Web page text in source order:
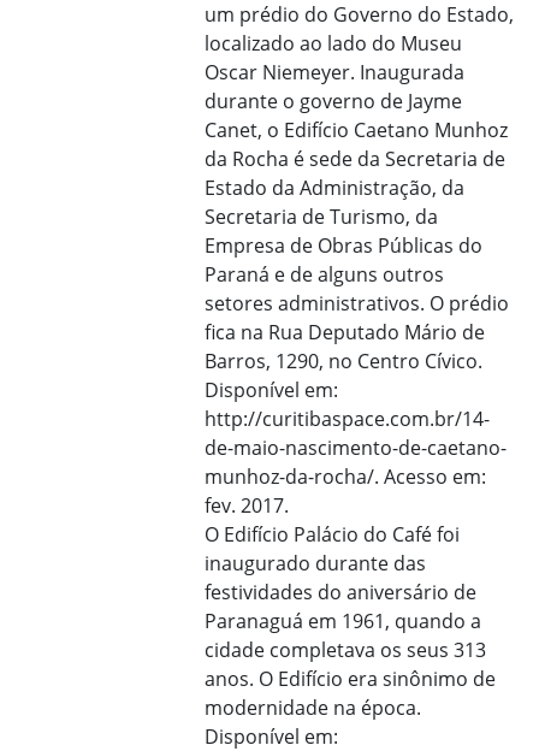
um prédio do Governo do Estado,
localizado ao lado do Museu
Oscar Niemeyer. Inaugurada
durante o governo de Jayme
Canet, o Edifício Caetano Munhoz
da Rocha é sede da Secretaria de
Estado da Administração, da
Secretaria de Turismo, da
Empresa de Obras Públicas do
Paraná e de alguns outros
setores administrativos. O prédio
fica na Rua Deputado Mário de
Barros, 1290, no Centro Cívico.
Disponível em:
http://curitibaspace.com.br/14-
de-maio-nascimento-de-caetano-
munhoz-da-rocha/. Acesso em:
fev. 2017.
O Edifício Palácio do Café foi
inaugurado durante das
festividades do aniversário de
Paranaguá em 1961, quando a
cidade completava os seus 313
anos. O Edifício era sinônimo de
modernidade na época.
Disponível em: